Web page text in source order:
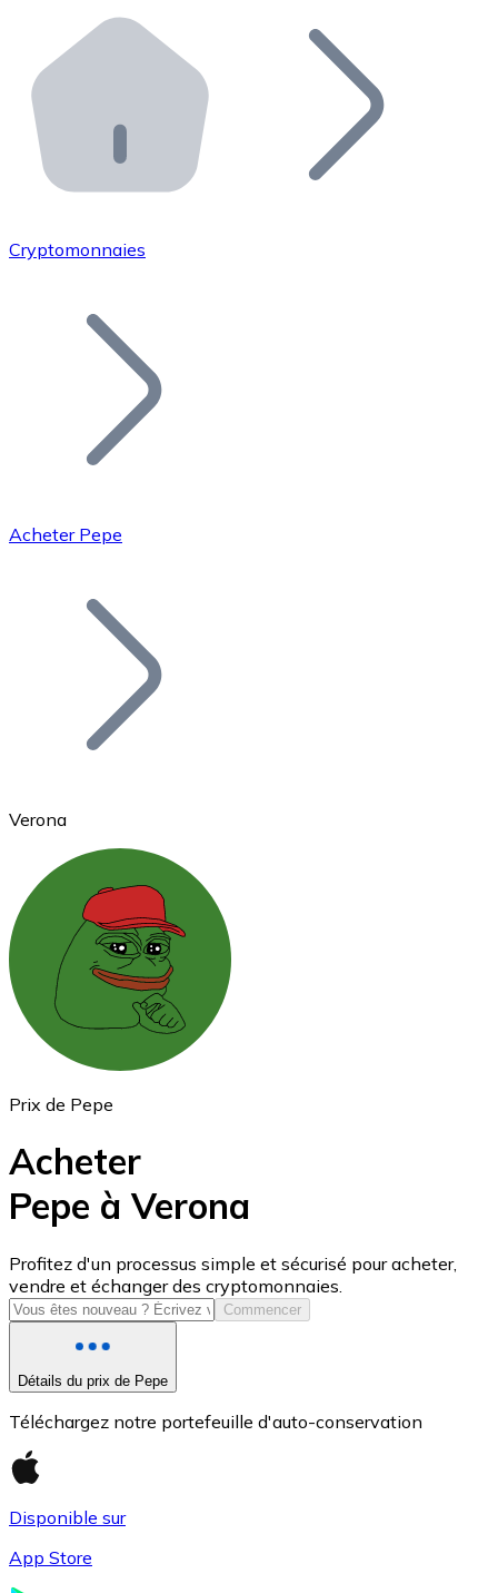
Distributeurs automatiques Bitnovo
Intégrez un ATM Bitnovo dans votre entreprise et
API Bitnovo
Intégrez notre API dans votre écosystème.
Rejoignez notre réseau de distributeurs et
Ajoutez le token de votre projet à notre service
Bitcoin
Ethereum
ETH
USD Coin
USDC
Cryptomonnaies
Acheter Pepe
Verona
Prix de Pepe
Acheter
Pepe à Verona
Profitez d'un processus simple et sécurisé pour acheter,
vendre et échanger des cryptomonnaies.
Commencer
Détails du prix de Pepe
Téléchargez notre portefeuille d'auto-conservation
Disponible sur
App Store